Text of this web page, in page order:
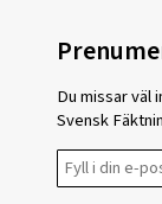
Du missar väl
Svensk